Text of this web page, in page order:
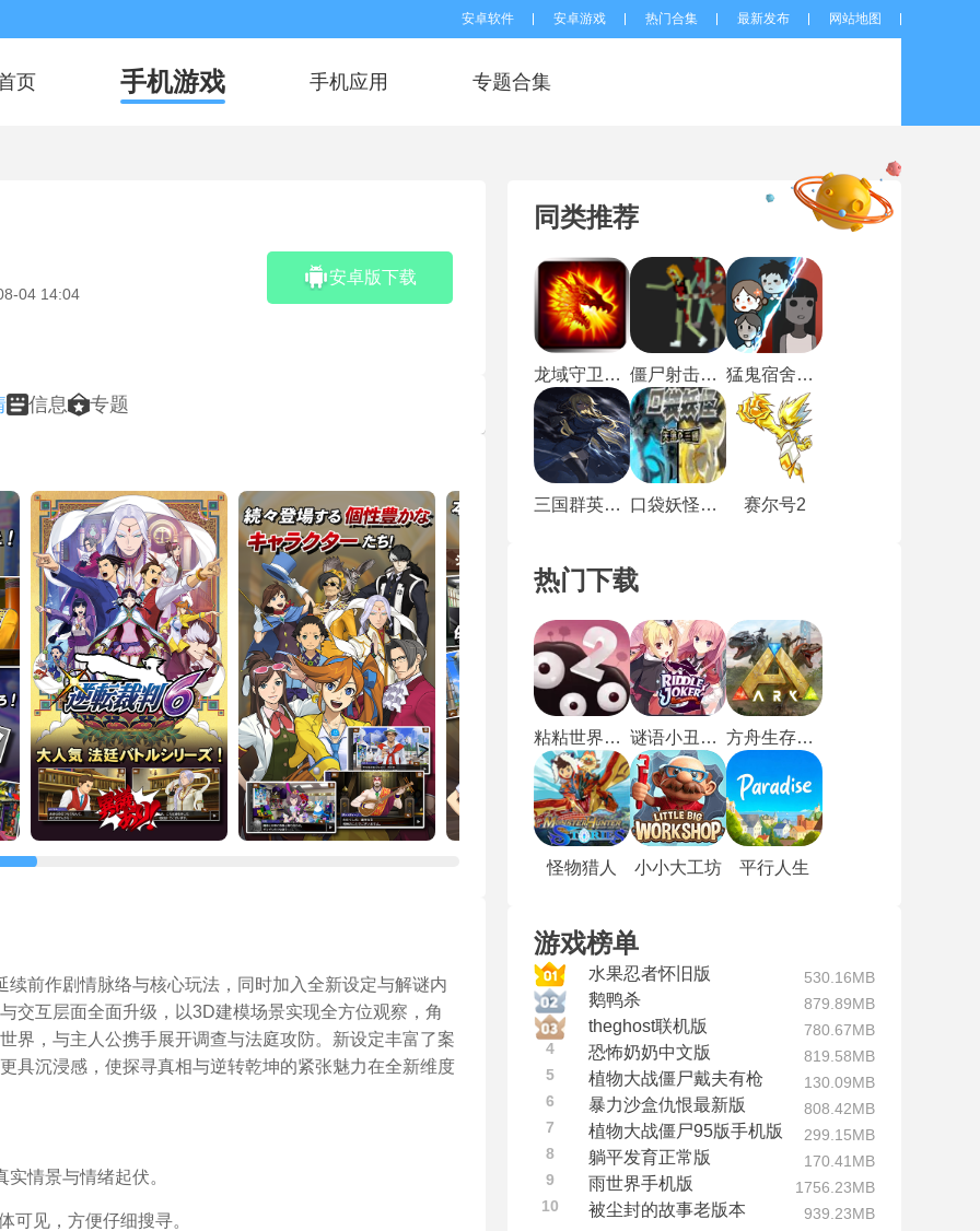
安卓软件 安卓游戏 热门合集 最新发布 网站地图
页 手机游戏 手机应用 专题合集
04 14:04
安卓版下载
信息 专题
前作剧情脉络与核心玩法，同时加入全新设定与解谜内
交互层面全面升级，以3D建模场景实现全方位观察，角
界，与主人公携手展开调查与法庭攻防。新设定丰富了案
具沉浸感，使探寻真相与逆转乾坤的紧张魅力在全新维度
情景与情绪起伏。
可见，方便仔细搜寻。
同类推荐
龙域守卫中文版 僵尸射击与防御 猛鬼宿舍免广告版
三国群英传7中文版 口袋妖怪失落的三国 赛尔号2
热门下载
粘粘世界2手机汉化版 谜语小丑冷狐版 方舟生存进化重制版
怪物猎人 小小大工坊 平行人生
游戏榜单
水果忍者怀旧版 530.16MB
鹅鸭杀 879.89MB
theghost联机版
780.67MB
4
恐怖奶奶中文版
819.58MB
5
植物大战僵尸戴夫有枪
130.09MB
6
暴力沙盒仇恨最新版
808.42MB
7
植物大战僵尸95版手机版
299.15MB
8
躺平发育正常版
170.41MB
9
雨世界手机版
1756.23MB
10
被尘封的故事老版本 939.23MB